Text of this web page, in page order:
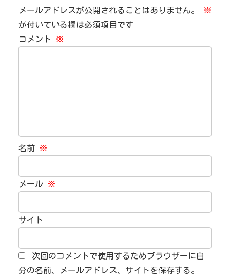
メールアドレスが公開されることはありません。
※
が付いている欄は必須項目です
コメント
※
名前 ※
メール ※
サイト
次回のコメントで使用するためブラウザーに自
分の名前、メールアドレス、サイトを保存する。